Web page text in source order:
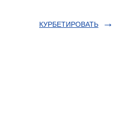
КУРБЕТИРОВАТЬ